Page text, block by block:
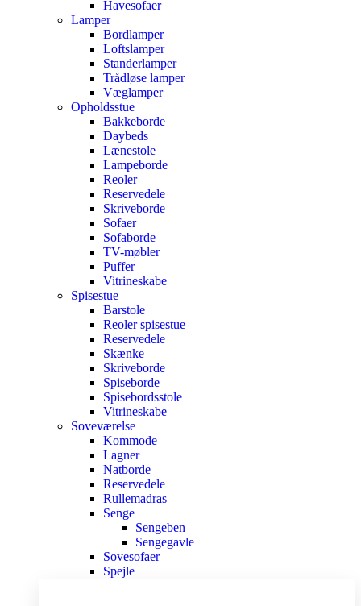
Havesofaer
Lamper
Bordlamper
Loftslamper
Standerlamper
Trådløse lamper
Væglamper
Opholdsstue
Bakkeborde
Daybeds
Lænestole
Lampeborde
Reoler
Reservedele
Skriveborde
Sofaer
Sofaborde
TV-møbler
Puffer
Vitrineskabe
Spisestue
Barstole
Reoler spisestue
Reservedele
Skænke
Skriveborde
Spiseborde
Spisebordsstole
Vitrineskabe
Soveværelse
Kommode
Lagner
Natborde
Reservedele
Rullemadras
Senge
Sengeben
Sengegavle
Sovesofaer
Spejle